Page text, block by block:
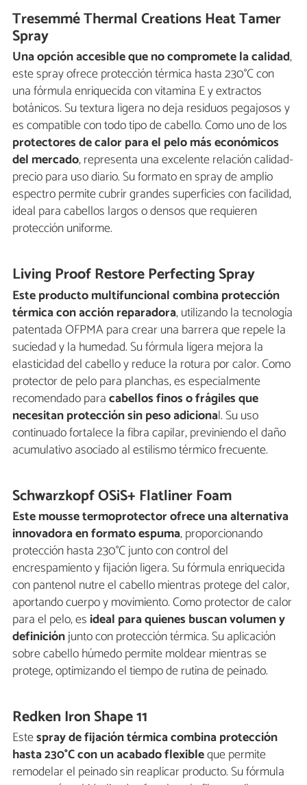
Tresemmé Thermal Creations Heat Tamer
Spray
Una opción accesible que no compromete la calidad,
este spray ofrece protección térmica hasta 230°C con
una fórmula enriquecida con vitamina E y extractos
botánicos. Su textura ligera no deja residuos pegajosos y
es compatible con todo tipo de cabello. Como uno de los
protectores de calor para el pelo más económicos
del mercado, representa una excelente relación calidad-
precio para uso diario. Su formato en spray de amplio
espectro permite cubrir grandes superficies con facilidad,
ideal para cabellos largos o densos que requieren
protección uniforme.
Living Proof Restore Perfecting Spray
Este producto multifuncional combina protección
térmica con acción reparadora, utilizando la tecnología
patentada OFPMA para crear una barrera que repele la
suciedad y la humedad. Su fórmula ligera mejora la
elasticidad del cabello y reduce la rotura por calor. Como
protector de pelo para planchas, es especialmente
recomendado paracabellos finos o frágiles que
necesitan protección sin peso adicional. Su uso
continuado fortalece la fibra capilar, previniendo el daño
acumulativo asociado al estilismo térmico frecuente.
Schwarzkopf OSiS+ Flatliner Foam
Este mousse termoprotector ofrece una alternativa
innovadora en formato espuma, proporcionando
protección hasta 230°C junto con control del
encrespamiento y fijación ligera. Su fórmula enriquecida
con pantenol nutre el cabello mientras protege del calor,
aportando cuerpo y movimiento. Como protector de calor
para el pelo, es ideal para quienes buscan volumen y
definiciónjunto con protección térmica. Su aplicación
sobre cabello húmedo permite moldear mientras se
protege, optimizando el tiempo de rutina de peinado.
Redken Iron Shape 11
Estespray de fijación térmica combina protección
hasta 230°C con un acabado flexibleque permite
remodelar el peinado sin reaplicar producto. Su fórmula